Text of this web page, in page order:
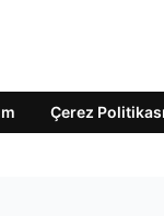
Çerez Politikası